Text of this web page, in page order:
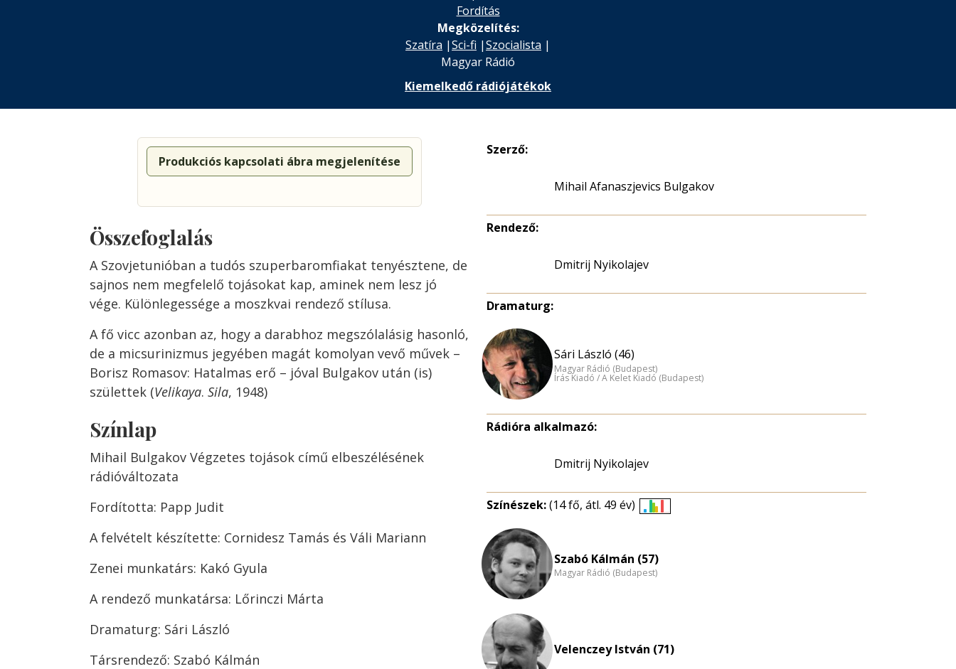
Fordítás
Megközelítés:
Szatíra |Sci-fi |Szocialista |
Magyar Rádió
Kiemelkedő rádiójátékok
Produkciós kapcsolati ábra megjelenítése
Összefoglalás
A Szovjetunióban a tudós szuperbaromfiakat tenyésztene, de
sajnos nem megfelelő tojásokat kap, aminek nem lesz jó
vége. Különlegessége a moszkvai rendező stílusa.
A fő vicc azonban az, hogy a darabhoz megszólalásig hasonló,
de a micsurinizmus jegyében magát komolyan vevő művek –
Borisz Romasov: Hatalmas erő – jóval Bulgakov után (is)
születtek (Velikaya. Sila, 1948)
Színlap
Mihail Bulgakov Végzetes tojások című elbeszélésének
rádióváltozata
Fordította: Papp Judit
A felvételt készítette: Cornidesz Tamás és Váli Mariann
Zenei munkatárs: Kakó Gyula
A rendező munkatársa: Lőrinczi Márta
Dramaturg: Sári László
Társrendező: Szabó Kálmán
Szerző:
Mihail Afanaszjevics Bulgakov
Rendező:
Dmitrij Nyikolajev
Dramaturg:
Sári László (46)
Magyar Rádió (Budapest)
Írás Kiadó / A Kelet Kiadó (Budapest)
Rádióra alkalmazó:
Dmitrij Nyikolajev
Színészek:(14 fő, átl. 49 év)
nagyítása
Szabó Kálmán (57)
Magyar Rádió (Budapest)
Velenczey István (71)